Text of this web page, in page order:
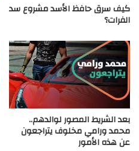
كيف سرق حافظ الأسد مشروع سد
الفرات؟
بعد الشريط المصور لوالدهم..
محمد ورامي مخلوف يتراجعون
عن هذه الأمور